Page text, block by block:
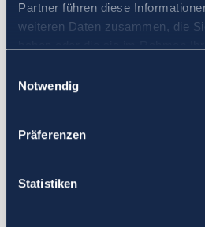
Partner führen diese
weiteren Daten zusammen, die
Notwendig
Präferenzen
Statistiken